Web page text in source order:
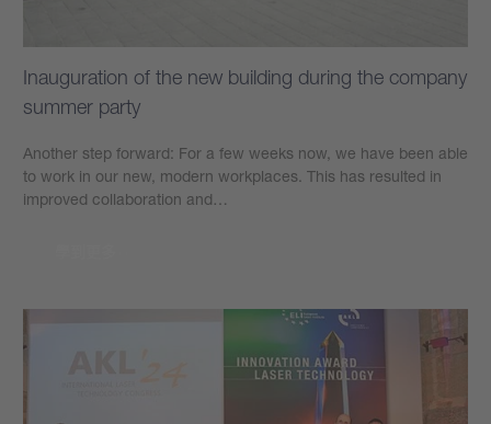
Inauguration of the new building during the company
summer party
Another step forward: For a few weeks now, we have been able
to work in our new, modern workplaces. This has resulted in
improved collaboration and…